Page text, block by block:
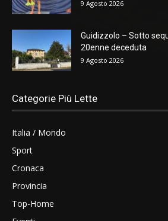
9 Agosto 2026
Guidizzolo – Sotto
20enne deceduta
9 Agosto 2026
Categorie Più Lette
Italia / Mondo
Sport
Cronaca
Provincia
Top-Home